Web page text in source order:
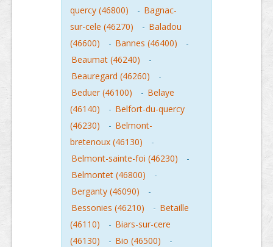
quercy (46800)
- Bagnac-
sur-cele (46270)
- Baladou
(46600)
- Bannes (46400)
-
Beaumat (46240)
-
Beauregard (46260)
-
Beduer (46100)
- Belaye
(46140)
- Belfort-du-quercy
(46230)
- Belmont-
bretenoux (46130)
-
Belmont-sainte-foi (46230)
-
Belmontet (46800)
-
Berganty (46090)
-
Bessonies (46210)
- Betaille
(46110)
- Biars-sur-cere
(46130)
- Bio (46500)
-